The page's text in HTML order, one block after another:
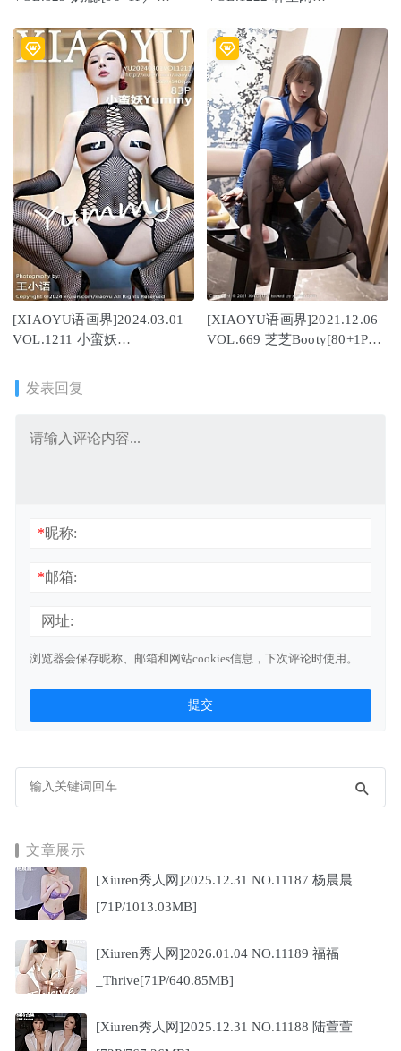
[XIAOYU语画界]2024.03.01
VOL.1211 小蛮妖
[XIAOYU语画界]2021.12.06
VOL.669 芝芝Booty[80+1P／
发表回复
*昵称:
*邮箱:
网址:
浏览器会保存昵称、邮箱和网站cookies信息，下次评论时使用。
文章展示
[Xiuren秀人网]2025.12.31 NO.11187 杨晨晨
[71P/1013.03MB]
[Xiuren秀人网]2026.01.04 NO.11189 福福
_Thrive[71P/640.85MB]
[Xiuren秀人网]2025.12.31 NO.11188 陆萱萱